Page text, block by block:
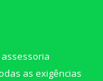
as exigências